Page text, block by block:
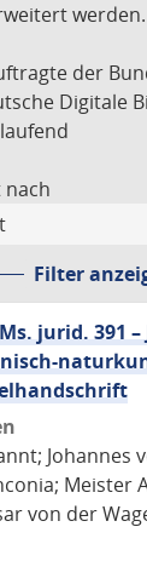
werden.
der
Digitale
laufend
Filter
jurid. 391
Johannes
Meister
von der